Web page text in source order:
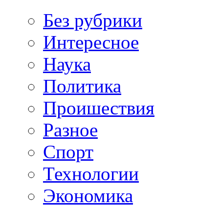
Без рубрики
Интересное
Наука
Политика
Проишествия
Разное
Спорт
Технологии
Экономика